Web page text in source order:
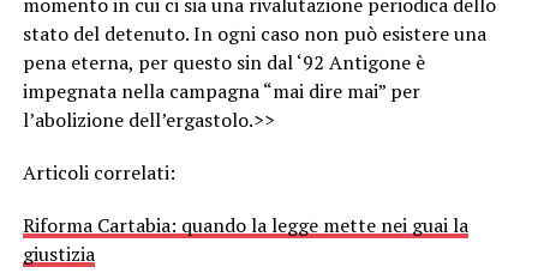
stato del detenuto. In ogni caso non può esistere una
pena eterna, per questo sin dal ‘92 Antigone è
impegnata nella campagna “mai dire mai” per
l’abolizione dell’ergastolo.>>
Articoli correlati:
Riforma Cartabia: quando la legge mette nei guai la
giustizia